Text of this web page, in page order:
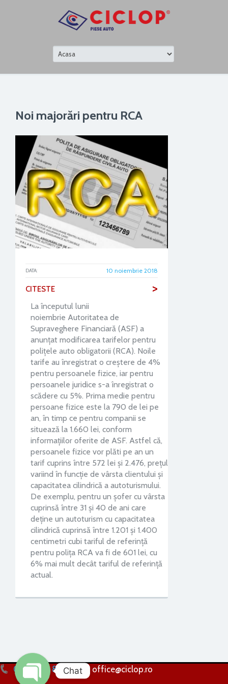
Noi majorări pentru RCA
DATA: 10 noiembrie 2018
CITESTE >
La începutul lunii
noiembrie Autoritatea de
Supraveghere Financiară (ASF) a
anunțat modificarea tarifelor pentru
polițele auto obligatorii (RCA). Noile
tarife au înregistrat o creștere de 4%
pentru persoanele fizice, iar pentru
persoanele juridice s-a înregistrat o
scădere cu 5%. Prima medie pentru
persoane fizice este la 790 de lei pe
an, în timp ce pentru companii se
situează la 1.660 lei, conform
informațiilor oferite de ASF. Astfel că,
persoanele fizice vor plăti pe an un
tarif cuprins între 572 lei şi 2.476, preţul
variind în funcţie de vârsta clientului şi
capacitatea cilindrică a autoturismului.
De exemplu, pentru un şofer cu vârsta
cuprinsă între 31 şi 40 de ani care
deţine un autoturism cu capacitatea
cilindrică cuprinsă între 1.201 şi 1.400
centimetri cubi tariful de referinţă
pentru poliţa RCA va fi de 601 lei, cu
6% mai mult decât tariful de referinţă
actual.
0256 224 838 office@ciclop.ro
Chat